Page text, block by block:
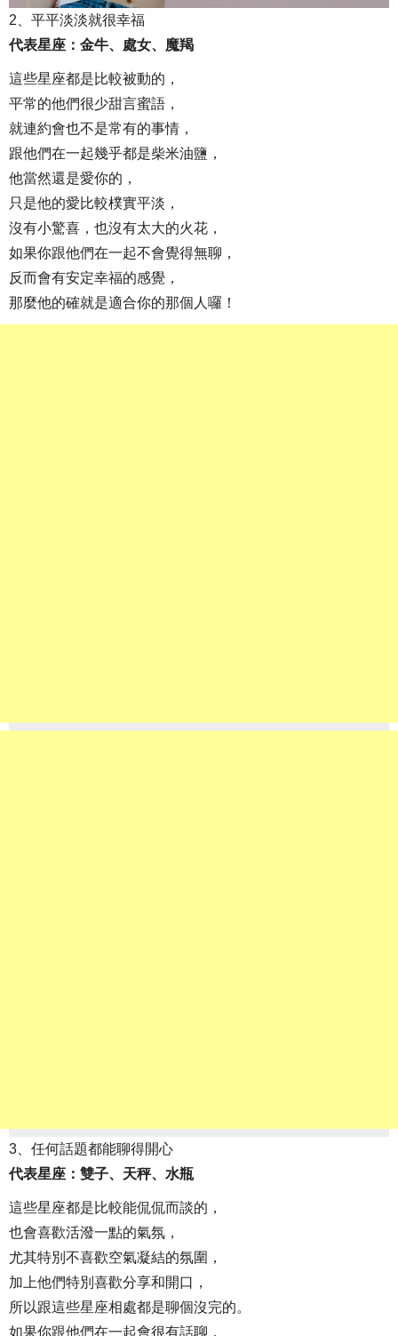
2、平平淡淡就很幸福
代表星座：金牛、處女、魔羯
這些星座都是比較被動的，
平常的他們很少甜言蜜語，
就連約會也不是常有的事情，
跟他們在一起幾乎都是柴米油鹽，
他當然還是愛你的，
只是他的愛比較樸實平淡，
沒有小驚喜，也沒有太大的火花，
如果你跟他們在一起不會覺得無聊，
反而會有安定幸福的感覺，
那麼他的確就是適合你的那個人囉！
3、任何話題都能聊得開心
代表星座：雙子、天秤、水瓶
這些星座都是比較能侃侃而談的，
也會喜歡活潑一點的氣氛，
尤其特別不喜歡空氣凝結的氛圍，
加上他們特別喜歡分享和開口，
所以跟這些星座相處都是聊個沒完的。
如果你跟他們在一起會很有話聊，